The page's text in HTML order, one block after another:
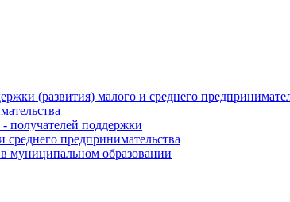
(развития) малого и среднего
- получателей поддержки
предпринимательства
муниципальном образовании